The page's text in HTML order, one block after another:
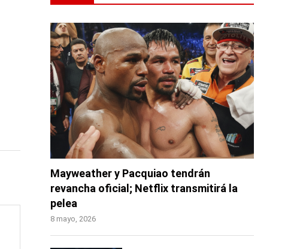
Mayweather y Pacquiao tendrán
revancha oficial; Netflix transmitirá la
pelea
8 mayo, 2026